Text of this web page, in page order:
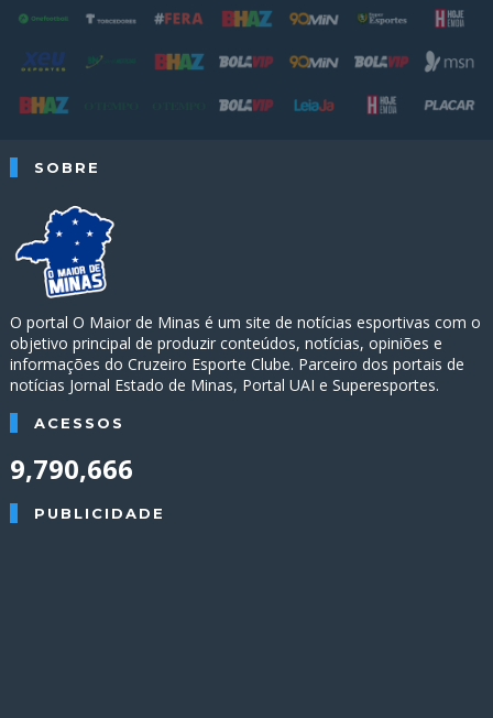
SOBRE
O portal O Maior de Minas é um site de notícias esportivas com o
objetivo principal de produzir conteúdos, notícias, opiniões e
informações do Cruzeiro Esporte Clube. Parceiro dos portais de
notícias Jornal Estado de Minas, Portal UAI e Superesportes.
ACESSOS
9,790,666
PUBLICIDADE